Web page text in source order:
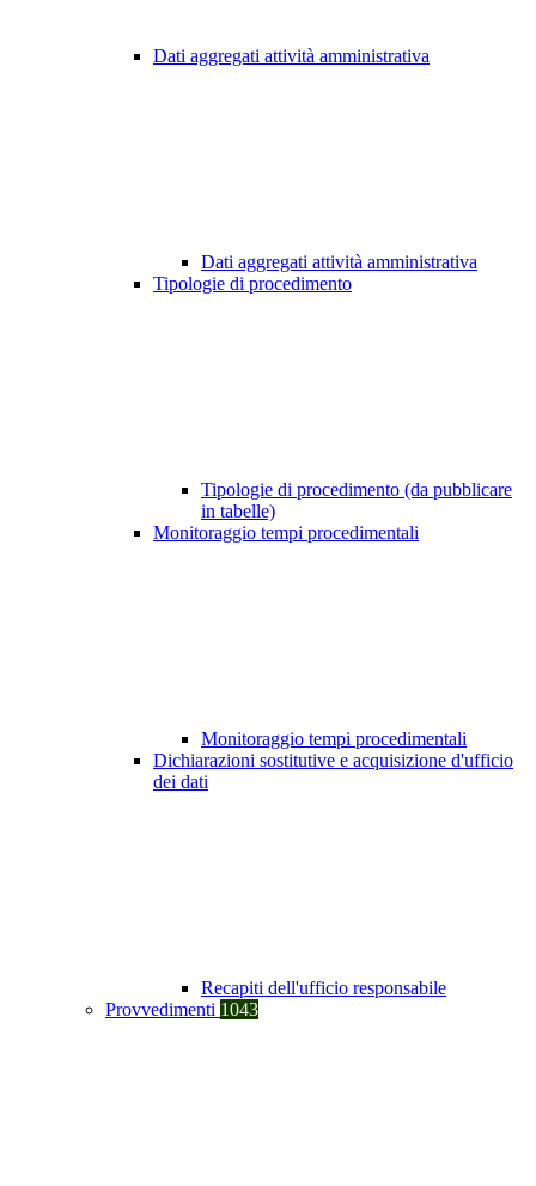
Dati aggregati attività amministrativa
Dati aggregati attività amministrativa
Tipologie di procedimento
Tipologie di procedimento (da pubblicare
in tabelle)
Monitoraggio tempi procedimentali
Monitoraggio tempi procedimentali
Dichiarazioni sostitutive e acquisizione d'ufficio
dei dati
Recapiti dell'ufficio responsabile
Provvedimenti 1043